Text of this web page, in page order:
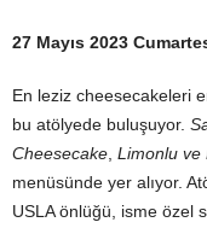
27 Mayıs 2023
En leziz cheesecakeleri
bu atölyede buluşuyor.
Cheesecake Limonlu ve
menüsünde yer alıyor.
USLA önlüğü, isme özel